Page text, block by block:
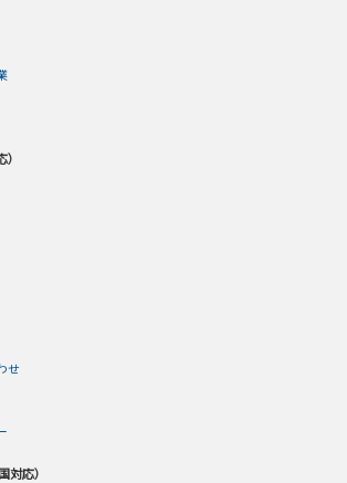
せ
対応）